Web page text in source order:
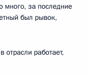
много, за последние
был рывок,
отрасли работает,